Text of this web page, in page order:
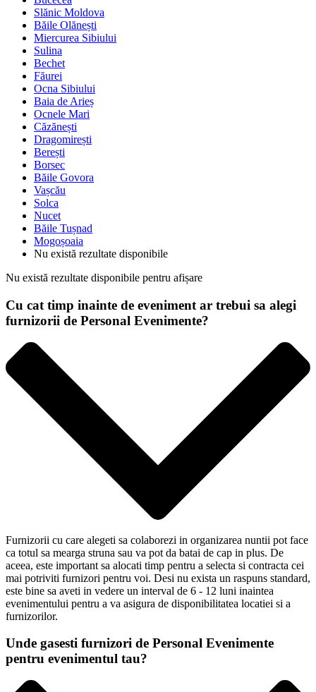
Slănic Moldova
Băile Olănești
Miercurea Sibiului
Sulina
Bechet
Făurei
Ocna Sibiului
Baia de Arieș
Ocnele Mari
Căzănești
Dragomirești
Berești
Borsec
Băile Govora
Vașcău
Solca
Nucet
Băile Tușnad
Mogoșoaia
Nu există rezultate disponibile
Nu există rezultate disponibile pentru afișare
Cu cat timp inainte de eveniment ar trebui sa alegi
furnizorii de Personal Evenimente?
Furnizorii cu care alegeti sa colaborezi in organizarea nuntii pot face
ca totul sa mearga struna sau va pot da batai de cap in plus. De
aceea, este important sa alocati timp pentru a selecta si contracta cei
mai potriviti furnizori pentru voi. Desi nu exista un raspuns standard,
este bine sa aveti in vedere un interval de 6 - 12 luni inaintea
evenimentului pentru a va asigura de disponibilitatea locatiei si a
furnizorilor.
Unde gasesti furnizori de Personal Evenimente
pentru evenimentul tau?